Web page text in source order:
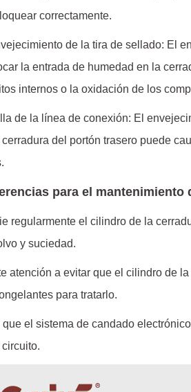
correctamente.
de la tira de sellado: El
la entrada de humedad en la
internos o la oxidación de los
de la línea de conexión: El
del portón trasero puede
para el
regularmente el cilindro de la
y suciedad.
atención a evitar que el cilindro de
para tratarlo.
que el sistema de candado